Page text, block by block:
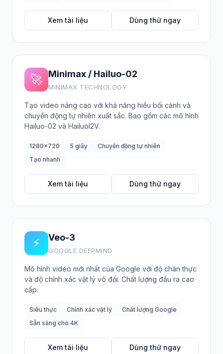
Xem tài liệu Dùng thử ngay
🚀 Minimax / Hailuo-02
MINIMAX TECHNOLOGY
Tạo video nâng cao với khả năng hiểu bối cảnh và
chuyển động tự nhiên xuất sắc. Bao gồm các mô hình
Hailuo-02 và HailuoI2V.
1280x720 5 giây
Chuyển động tự nhiên
Tạo nhanh
Xem tài liệu Dùng thử ngay
⚡ Veo-3
GOOGLE DEEPMIND
Mô hình video mới nhất của Google với độ chân thực
và độ chính xác vật lý vô đối. Chất lượng đầu ra cao
cấp.
Siêu thực Chính xác vật lý
Chất lượng Google
Sẵn sàng cho 4K
Xem tài liệu Dùng thử ngay